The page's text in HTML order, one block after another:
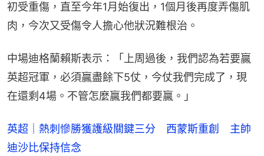
初受重傷，直至今年1月始復出，1個月後再度弄傷肌
肉，今次又受傷令人擔心他狀況難根治。
中場迪格蘭賴斯表示：「上周過後，我們認為若要贏
英超冠軍，必須贏盡餘下5仗，今仗我們完成了，現
在還剩4場。不管怎麼贏我們都要贏。」
英超｜熱刺慘勝獲護級關鍵三分 西蒙斯重創 主帥
迪沙比保持信念